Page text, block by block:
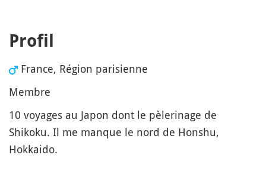
Profil
France, Région parisienne
Membre
10 voyages au Japon dont le pèlerinage de
Shikoku. Il me manque le nord de Honshu,
Hokkaido.